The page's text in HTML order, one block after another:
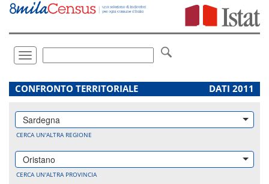
Vai
direttamente
Toggle
navigation
.
CONFRONTO TERRITORIALE DATI 2011
Sardegna
CERCA UN'ALTRA REGIONE
Oristano
CERCA UN'ALTRA PROVINCIA